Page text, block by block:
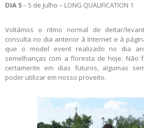
DIA 5– 5 de Julho – LONG QUALIFICATION 1
Voltámos o ritmo normal de deitar/
consulta no dia anterior à Internet e à
que o model event realizado no dia
semelhanças com a floresta de hoje. Não
certamente em dias futuros, algumas
poder utilizar em nosso proveito.